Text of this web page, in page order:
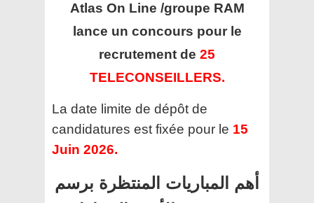
Atlas On Line /groupe RAM
lance un concours pour le
recrutement de 25
TELECONSEILLERS.
La date limite de dépôt de
candidatures est fixée pour le 15
Juin 2026.
أهم المباريات المنتظرة برسم